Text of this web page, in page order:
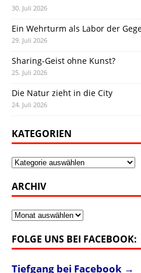
30. Juli 2026
Ein Wehrturm als Labor der
29. Juli 2026
Sharing-Geist ohne Kunst?
25. Juli 2026
Die Natur zieht in die City
24. Juli 2026
KATEGORIEN
Kategorien
ARCHIV
Archiv
FOLGE UNS BEI FACEBOOK:
Tiefgang bei Facebook →